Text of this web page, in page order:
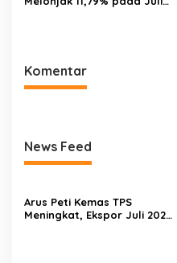
Komentar
News Feed
Arus Peti Kemas TPS
Meningkat, Ekspor Juli 2026